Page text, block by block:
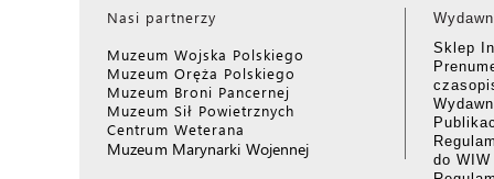
Nasi partnerzy
Muzeum Wojska Polskiego
Muzeum Oręża Polskiego
Muzeum Broni Pancernej
Muzeum Sił Powietrznych
Centrum Weterana
Muzeum Marynarki Wojennej
Sklep
do WIW